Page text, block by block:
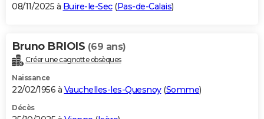
08/11/2025 à Buire-le-Sec(Pas-de-Calais)
Bruno BRIOIS (69 ans)
Créer une cagnotte obsèques
Naissance
22/02/1956 à Vauchelles-les-Quesnoy(Somme)
Décès